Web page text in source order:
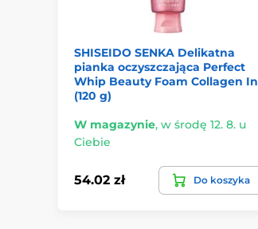
SHISEIDO SENKA Delikatna
pianka oczyszczająca Perfect
Whip Beauty Foam Collagen In
(120 g)
W magazynie, w środę 12. 8. u
Ciebie
54.02 zł Do koszyka